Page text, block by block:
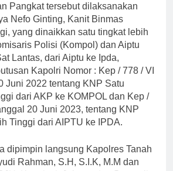
Pangkat tersebut dilaksanakan
Nefo Ginting, Kanit Binmas
yang dinaikkan satu tingkat lebih
Polisi (Kompol) dan Aiptu
Lantas, dari Aiptu ke Ipda,
Kapolri Nomor : Kep / 778 / VI
Juni 2022 tentang KNP Satu
dari AKP ke KOMPOL dan Kep /
20 Juni 2023, tentang KNP
Tinggi dari AIPTU ke IPDA.
dipimpin langsung Kapolres Tanah
Rahman, S.H, S.I.K, M.M dan